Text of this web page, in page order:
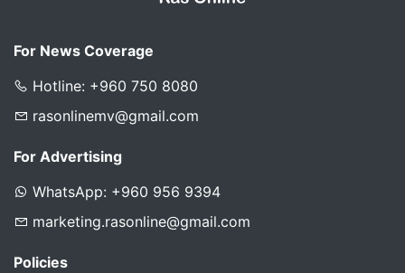
For News Coverage
Hotline: +960 750 8080
rasonlinemv@gmail.com
For Advertising
WhatsApp: +960 956 9394
marketing.rasonline@gmail.com
Policies